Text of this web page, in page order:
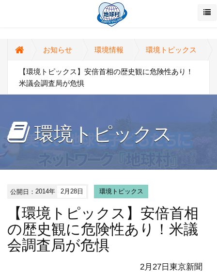
お知らせ 環境情報 環境トピックス
【環境トピックス】安倍首相の歴史観に危険性あり！
米議会調査局が危惧
環境トピックス
公開日：2014年 2月28日 環境トピックス
【環境トピックス】安倍首相
の歴史観に危険性あり！米議
会調査局が危惧
2月27日東京新聞